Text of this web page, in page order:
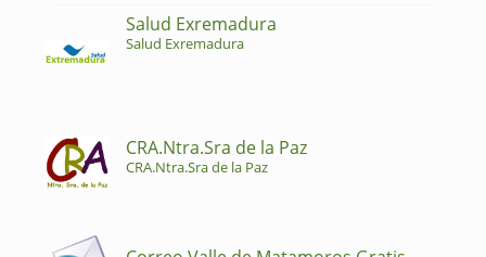
Salud Exremadura
Salud Exremadura
CRA.Ntra.Sra de la Paz
CRA.Ntra.Sra de la Paz